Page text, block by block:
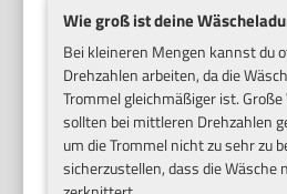
Wie groß ist deine
Bei kleineren Mengen kannst du
Drehzahlen arbeiten, da die
Trommel gleichmäßiger ist.
sollten bei mittleren Drehzahlen
um die Trommel nicht zu sehr zu
sicherzustellen, dass die Wäsche